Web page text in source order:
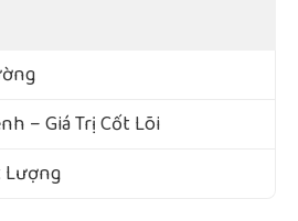
– Giá Trị Cốt Lõi
Lượng